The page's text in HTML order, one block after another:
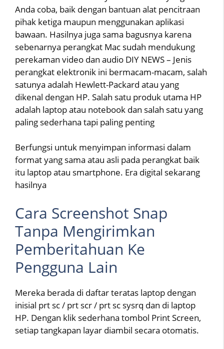
Anda coba, baik dengan bantuan alat pencitraan
pihak ketiga maupun menggunakan aplikasi
bawaan. Hasilnya juga sama bagusnya karena
sebenarnya perangkat Mac sudah mendukung
perekaman video dan audio DIY NEWS – Jenis
perangkat elektronik ini bermacam-macam, salah
satunya adalah Hewlett-Packard atau yang
dikenal dengan HP. Salah satu produk utama HP
adalah laptop atau notebook dan salah satu yang
paling sederhana tapi paling penting
Berfungsi untuk menyimpan informasi dalam
format yang sama atau asli pada perangkat baik
itu laptop atau smartphone. Era digital sekarang
hasilnya
Cara Screenshot Snap
Tanpa Mengirimkan
Pemberitahuan Ke
Pengguna Lain
Mereka berada di daftar teratas laptop dengan
inisial prt sc / prt scr / prt sc sysrq dan di laptop
HP. Dengan klik sederhana tombol Print Screen,
setiap tangkapan layar diambil secara otomatis.